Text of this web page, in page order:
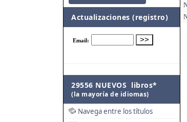
Actualizaciones (registro)
29556 NUEVOS libros*
(la mayoría de idiomas)
Navega entre los títulos